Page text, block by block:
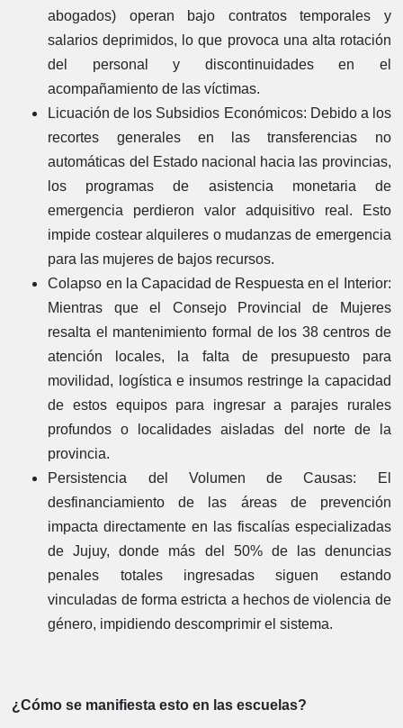
abogados) operan bajo contratos temporales y
salarios deprimidos, lo que provoca una alta rotación
del personal y discontinuidades en el
acompañamiento de las víctimas.
Licuación de los Subsidios Económicos: Debido a los
recortes generales en las transferencias no
automáticas del Estado nacional hacia las provincias,
los programas de asistencia monetaria de
emergencia perdieron valor adquisitivo real. Esto
impide costear alquileres o mudanzas de emergencia
para las mujeres de bajos recursos.
Colapso en la Capacidad de Respuesta en el Interior:
Mientras que el Consejo Provincial de Mujeres
resalta el mantenimiento formal de los 38 centros de
atención locales, la falta de presupuesto para
movilidad, logística e insumos restringe la capacidad
de estos equipos para ingresar a parajes rurales
profundos o localidades aisladas del norte de la
provincia.
Persistencia del Volumen de Causas: El
desfinanciamiento de las áreas de prevención
impacta directamente en las fiscalías especializadas
de Jujuy, donde más del 50% de las denuncias
penales totales ingresadas siguen estando
vinculadas de forma estricta a hechos de violencia de
género, impidiendo descomprimir el sistema.
¿Cómo se manifiesta esto en las escuelas?